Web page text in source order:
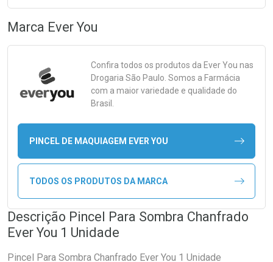
Marca Ever You
Confira todos os produtos da Ever You nas
Drogaria São Paulo. Somos a Farmácia
com a maior variedade e qualidade do
Brasil.
PINCEL DE MAQUIAGEM EVER YOU
TODOS OS PRODUTOS DA MARCA
Descrição Pincel Para Sombra Chanfrado
Ever You 1 Unidade
Pincel Para Sombra Chanfrado Ever You 1 Unidade